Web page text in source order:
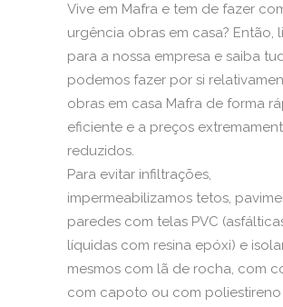
Vive em Mafra e tem de fazer
urgência obras em casa? Então,
para a nossa empresa e saiba
podemos fazer por si
obras em casa Mafra de forma
eficiente e a preços
reduzidos.
Para evitar infiltrações,
impermeabilizamos tetos,
paredes com telas PVC
líquidas com resina epóxi) e
mesmos com lã de rocha, com
com capoto ou com poliestireno